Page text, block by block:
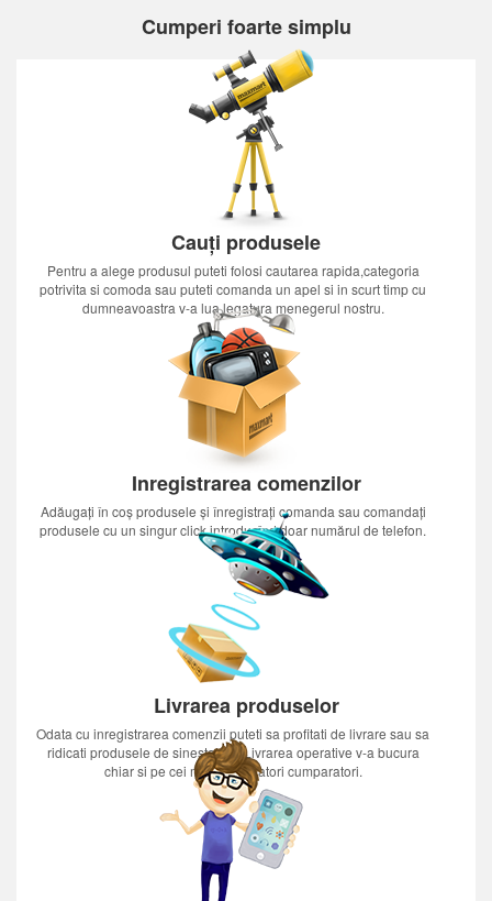
Cumperi foarte simplu
Cauți produsele
Pentru a alege produsul puteti folosi cautarea rapida,categoria
potrivita si comoda sau puteti comanda un apel si in scurt timp cu
dumneavoastra v-a lua legatura menegerul nostru.
Inregistrarea comenzilor
Adăugați în coș produsele și înregistrați comanda sau comandați
produsele cu un singur click introducînd doar numărul de telefon.
Livrarea produselor
Odata cu inregistrarea comenzii puteti sa profitati de livrare sau sa
ridicati produsele de sinestatator.Livrarea operative v-a bucura
chiar si pe cei mai nerabdatori cumparatori.